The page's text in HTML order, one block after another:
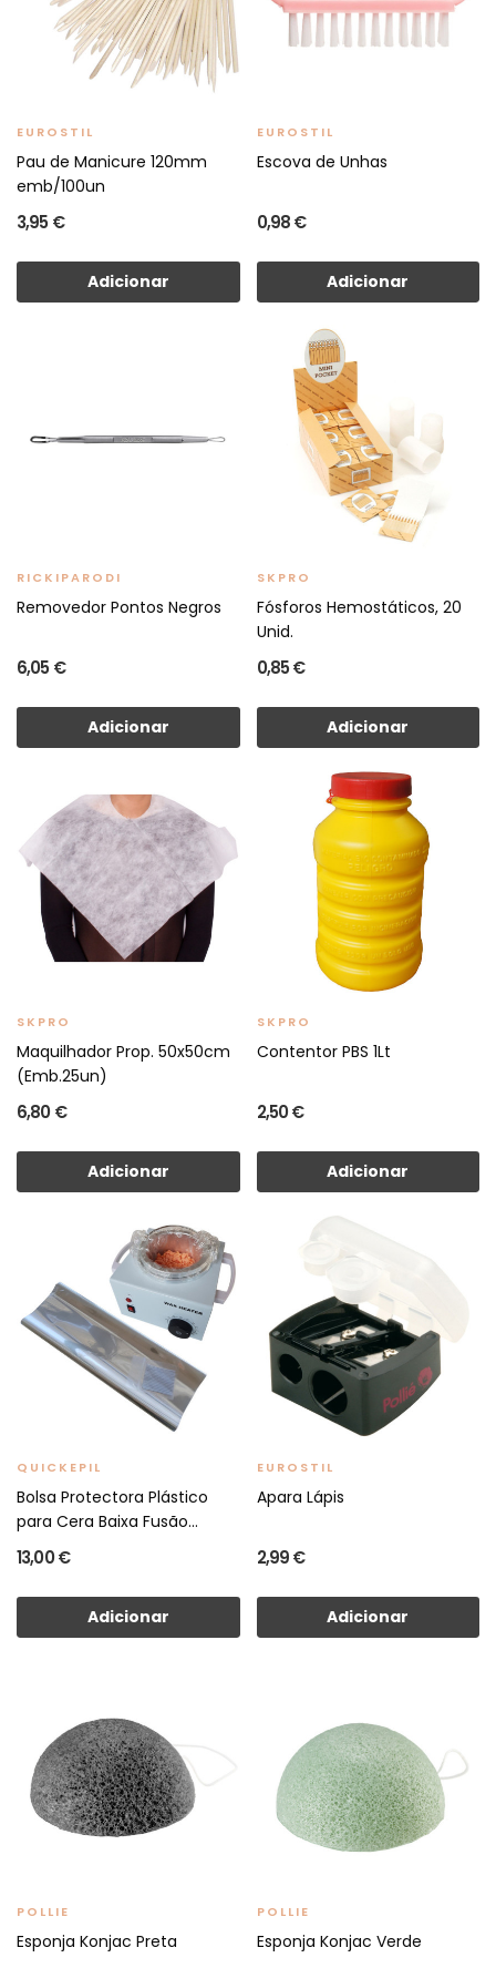
EUROSTIL
Pau de Manicure 120mm
emb/100un
3,95 €
Adicionar
EUROSTIL
Escova de Unhas
0,98 €
Adicionar
RICKIPARODI
Removedor Pontos Negros
6,05 €
Adicionar
SKPRO
Fósforos Hemostáticos, 20
Unid.
0,85 €
Adicionar
SKPRO
Maquilhador Prop. 50x50cm
(Emb.25un)
6,80 €
Adicionar
SKPRO
Contentor PBS 1Lt
2,50 €
Adicionar
QUICKEPIL
Bolsa Protectora Plástico
para Cera Baixa Fusão...
13,00 €
Adicionar
EUROSTIL
Apara Lápis
2,99 €
Adicionar
POLLIE
Esponja Konjac Preta
POLLIE
Esponja Konjac Verde